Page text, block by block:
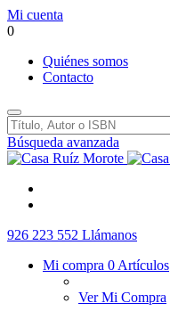
Mi cuenta
0
Quiénes somos
Contacto
Búsqueda avanzada
926 223 552 Llámanos
Mi compra 0 Artículos
Ver Mi Compra